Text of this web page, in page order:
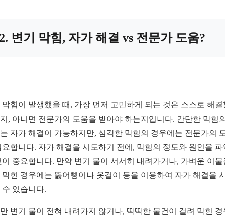
변기 막힘, 자가 해결 vs 전문가 도움?
막힘이 발생했을 때, 가장 먼저 고민하게 되는 것은 스스로 해결
, 아니면 전문가의 도움을 받아야 하는지입니다. 간단한 막힘
자가 해결이 가능하지만, 심각한 막힘의 경우에는 전문가의
요합니다. 자가 해결을 시도하기 전에, 막힘의 정도와 원인을 파
이 중요합니다. 만약 변기 물이 서서히 내려가거나, 가벼운 이물
막힌 경우에는 뚫어뻥이나 옷걸이 등을 이용하여 자가 해결을
수 있습니다.
변기 물이 전혀 내려가지 않거나, 딱딱한 물건이 걸려 막힌 경